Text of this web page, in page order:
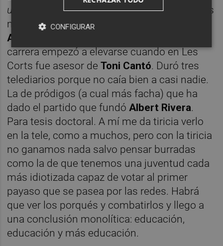
u
en España probablemente tendríamos
menosalvises, menos
Alvise
carrera empezó a elevarse cuando en Les
Corts fue asesor deToni Cantó. Duró tres
telediarios porque no caía bien a casi nadie.
La de pródigos (a cual más facha) que ha
dado el partido que fundóAlbert Rivera.
Para tesis doctoral. A mí me da tiricia verlo
en la tele, como a muchos, pero con la tiricia
no ganamos nada salvo pensar burradas
como la de que tenemos una juventud cada
más idiotizada capaz de votar al primer
payaso que se pasea por las redes. Habrá
que ver los porqués y combatirlos y llego a
una conclusión monolítica: educación,
educación y más educación.
CONFIGURAR